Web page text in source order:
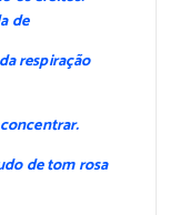
de
respiração
de tom rosa